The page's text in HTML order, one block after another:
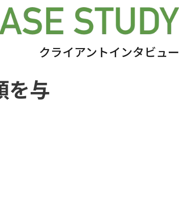
クライアントインタビュー
を与